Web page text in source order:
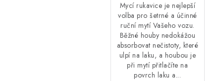
Mycí rukavice je nejlepší
volba pro šetrné a účinné
ruční mytí Vašeho vozu.
Běžné houby nedokážou
absorbovat nečistoty, které
ulpí na laku, a houbou je
při mytí přitlačíte na
povrch laku a...